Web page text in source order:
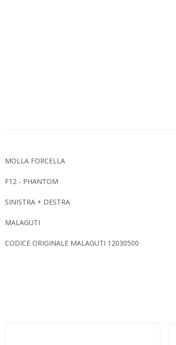
MOLLA FORCELLA
F12 - PHANTOM
SINISTRA + DESTRA
MALAGUTI
CODICE ORIGINALE MALAGUTI 12030500